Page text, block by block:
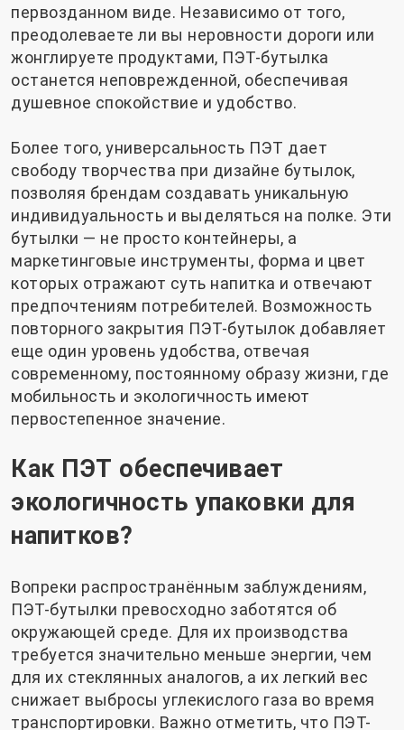
первозданном виде. Независимо от того,
преодолеваете ли вы неровности дороги или
жонглируете продуктами, ПЭТ-бутылка
останется неповрежденной, обеспечивая
душевное спокойствие и удобство.
Более того, универсальность ПЭТ дает
свободу творчества при дизайне бутылок,
позволяя брендам создавать уникальную
индивидуальность и выделяться на полке. Эти
бутылки — не просто контейнеры, а
маркетинговые инструменты, форма и цвет
которых отражают суть напитка и отвечают
предпочтениям потребителей. Возможность
повторного закрытия ПЭТ-бутылок добавляет
еще один уровень удобства, отвечая
современному, постоянному образу жизни, где
мобильность и экологичность имеют
первостепенное значение.
Как ПЭТ обеспечивает
экологичность упаковки для
напитков?
Вопреки распространённым заблуждениям,
ПЭТ-бутылки превосходно заботятся об
окружающей среде. Для их производства
требуется значительно меньше энергии, чем
для их стеклянных аналогов, а их легкий вес
снижает выбросы углекислого газа во время
транспортировки. Важно отметить, что ПЭТ-